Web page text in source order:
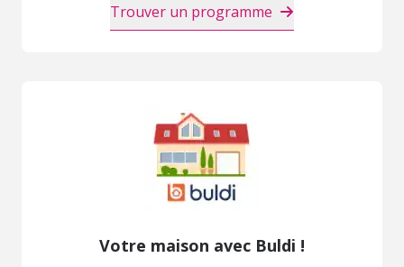
Trouver un programme
Votre maison avec Buldi !